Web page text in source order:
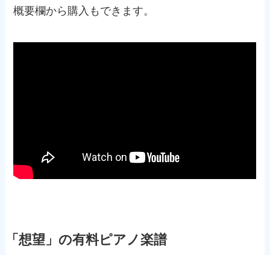
概要欄から購入もできます。
「想望」の有料ピアノ楽譜